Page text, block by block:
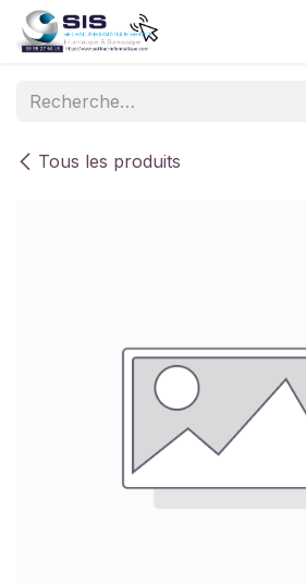
Se rendre au contenu
Tous les produits